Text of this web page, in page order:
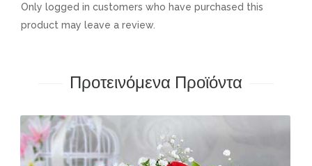
Only logged in customers who have purchased this
product may leave a review.
Προτεινόμενα Προϊόντα